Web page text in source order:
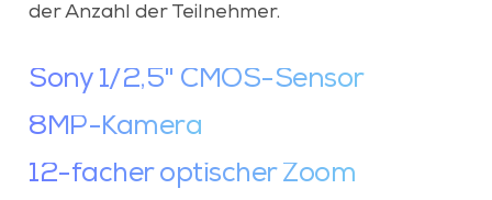
der Anzahl der Teilnehmer.
Sony 1/2,5" CMOS-Sensor
8MP-Kamera
12-facher optischer Zoom